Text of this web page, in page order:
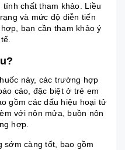
chất tham khảo. Liều
và mức độ diễn tiến
bạn cần tham khảo ý
này, các trường hợp
cáo, đặc biệt ở trẻ em
gồm các dấu hiệu hoại tử
với nôn mửa, buồn nôn
hợp.
càng tốt, bao gồm